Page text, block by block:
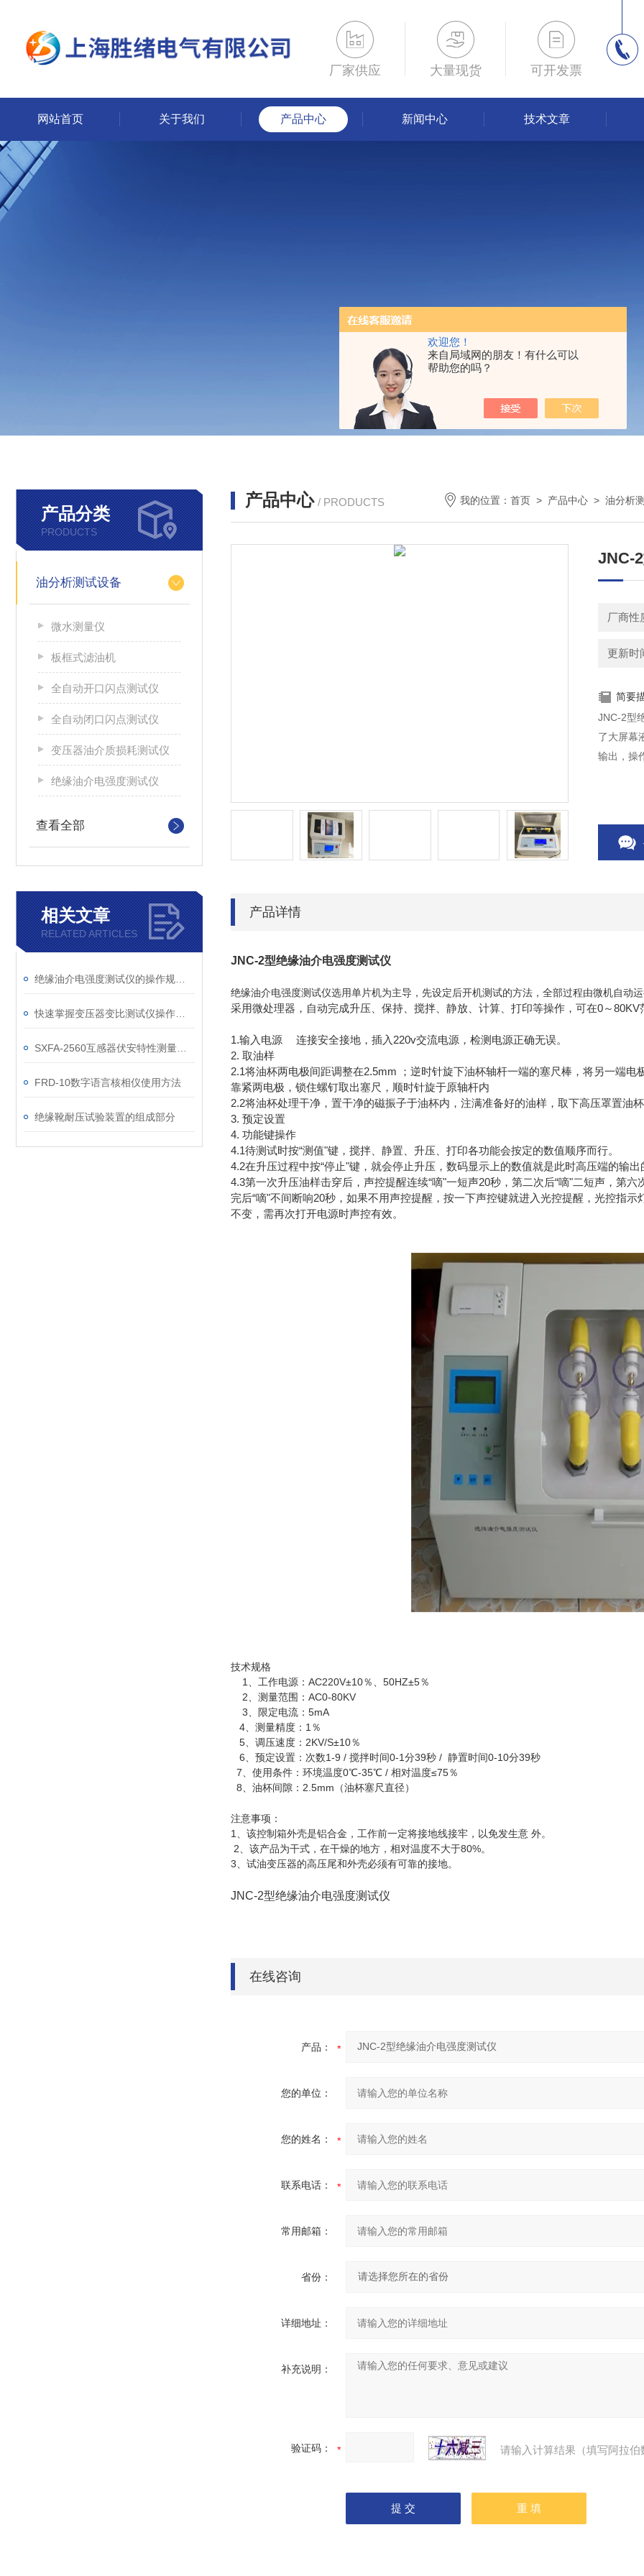
欢迎您！
来自局域网的朋友！有什么可以
帮助您的吗？
厂家供应 大量现货 可开发票
网站首页 关于我们 产品中心 新闻中心 技术文章
产品分类
PRODUCTS
油分析测试设备
微水测量仪
板框式滤油机
全自动开口闪点测试仪
全自动闭口闪点测试仪
变压器油介质损耗测试仪
绝缘油介电强度测试仪
查看全部
相关文章
RELATED ARTICLES
FRD-10数字语言核相仪使用方法
绝缘靴耐压试验装置的组成部分
产品中心 / PRODUCTS 我的位置： 首页 > 产品中心 > 油分析
JNC-
厂商性
更新时
简要
JNC-2型
了大屏幕
输出，操
产品详情
JNC-2型绝缘油介电强度测试仪
绝缘油介电强度测试仪选用单片机为主导，先设定后开机测试的方法，全部过程由微机自动
采用微处理器，自动完成升压、保持、搅拌、静放、计算、打印等操作，可在0～
1.输入电源 连接安全接地，插入220v交流电源，检测电源正确无误。
2. 取油样
2.1将油杯两电极间距调整在2.5mm ；逆时针旋下油杯轴杆一端的塞尺棒，将另一端
靠紧两电极，锁住螺钉取出塞尺，顺时针旋于原轴杆内
2.2将油杯处理干净，置干净的磁振子于油杯内，注满准备好的油样，取下高压罩置
3. 预定设置
4. 功能键操作
4.1待测试时按“测值"键，搅拌、静置、升压、打印各功能会按定的数值顺序而行。
4.2在升压过程中按“停止"键，就会停止升压，数码显示上的数值就是此时高压端的
4.3第一次升压油样击穿后，声控提醒连续“嘀"一短声20秒，第二次后“嘀"二短声，第
完后“嘀"不间断响20秒，如果不用声控提醒，按一下声控键就进入光控提醒，光控指
不变，需再次打开电源时声控有效。
技术规格
1、工作电源：AC220V±10％、50HZ±5％
2、测量范围：AC0-80KV
3、限定电流：5mA
4、测量精度：1％
5、调压速度：2KV/S±10％
6、预定设置：次数1-9 / 搅拌时间0-1分39秒 / 静置时间0-10分39秒
7、使用条件：环境温度0℃-35℃ / 相对温度≤75％
8、油杯间隙：2.5mm（油杯塞尺直径）
注意事项：
1、该控制箱外壳是铝合金，工作前一定将接地线接牢，以免发生
2、该产品为干式，在干燥的地方，相对温度不大于80%。
3、试油变压器的高压尾和外壳必须有可靠的接地。
JNC-2型绝缘油介电强度测试仪
在线咨询
产品：
您的单位：
您的姓名：
联系电话：
常用邮箱：
省份：
详细地址：
补充说明：
验证码： 请输入计算结果（填写阿拉